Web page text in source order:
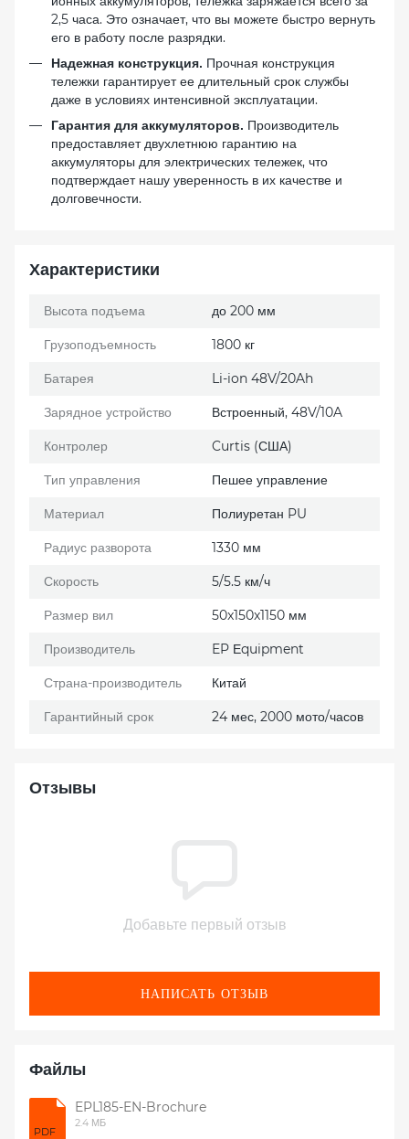
2,5 часа. Это означает, что вы можете быстро вернуть
его в работу после разрядки.
Надежная конструкция. Прочная конструкция
тележки гарантирует ее длительный срок службы
даже в условиях интенсивной эксплуатации.
Гарантия для аккумуляторов. Производитель
предоставляет двухлетнюю гарантию на
аккумуляторы для электрических тележек, что
подтверждает нашу уверенность в их качестве и
долговечности.
Характеристики
Высота подъема до 200 мм
Грузоподъемность 1800 кг
Батарея Li-ion 48V/20Ah
Зарядное устройство Встроенный, 48V/10A
Контролер Curtis (США)
Тип управления Пешее управление
Материал Полиуретан PU
Радиус разворота 1330 мм
Скорость 5/5.5 км/ч
Размер вил 50x150x1150 мм
Производитель EP Еquipment
Страна-производитель Китай
Гарантийный срок 24 мес, 2000 мото/часов
Отзывы
Добавьте первый отзыв
НАПИСАТЬ ОТЗЫВ
Файлы
PDF
EPL185-EN-Brochure
2.4 МБ